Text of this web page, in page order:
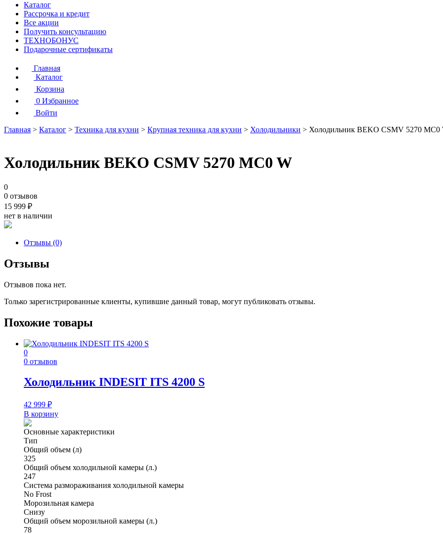
Каталог
Рассрочка и кредит
Все акции
Получить консультацию
ТЕХНОБОНУС
Подарочные сертификаты
Главная
Каталог
Корзина
0 Избранное
Войти
Главная > Каталог > Техника для кухни > Крупная техника для кухни > Холодильники > Холодильник BEKO CSMV 5270 MC0
Холодильник BEKO CSMV 5270 MC0 W
0
0 отзывов
15 999 ₽
нет в наличии
Отзывы (0)
Отзывы
Отзывов пока нет.
Только зарегистрированные клиенты, купившие данный товар, могут публиковать отзывы.
Похожие товары
0
0 отзывов
Холодильник INDESIT ITS 4200 S
42 999 ₽
В корзину
Основные характеристики
Тип
Общий объем (л)
325
Общий объем холодильной камеры (л.)
247
Система размораживания холодильной камеры
No Frost
Морозильная камера
Снизу
Общий объем морозильной камеры (л.)
78